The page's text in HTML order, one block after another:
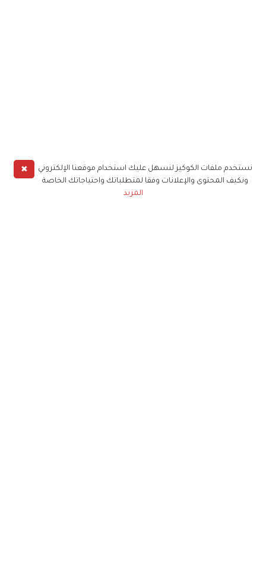
✖
نستخدم ملفات الكوكيز لنسهل عليك استخدام موقعنا الإلكتروني
ونكيف المحتوى والإعلانات وفقا لمتطلباتك واحتياجاتك الخاصة
المزيد